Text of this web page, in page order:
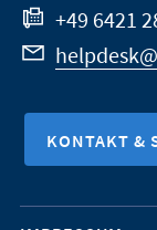
+49 6421
KONTAKT &
Mobile-